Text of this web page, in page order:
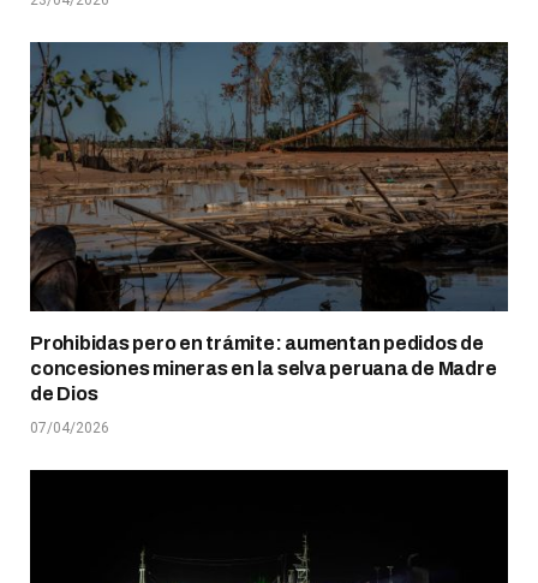
Prohibidas pero en trámite: aumentan pedidos de
concesiones mineras en la selva peruana de Madre
de Dios
07/04/2026